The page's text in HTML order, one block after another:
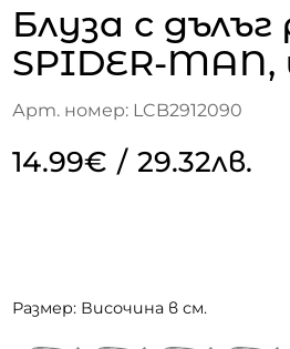
Блуза с дълъг
SPIDER-
Арт. номер: LCB2912090
14.99€ / 29.32лв.
Размер: Височина в см.